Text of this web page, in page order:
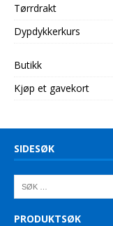
Tørrdrakt
Dypdykkerkurs
Butikk
Kjøp et gavekort
SIDESØK
PRODUKTSØK